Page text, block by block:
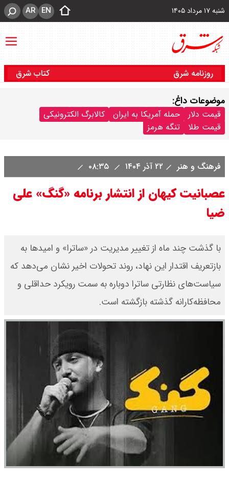
شنبه ۱۷ مرداد ۱۴۰۵ EN
AR
روزنامه شرق کتاب شرق
موضوعات داغ:
قیمت دلار حمله آمریکا به ایران
کالابرگ الکترونیکی
قیمت طلا
تنگه هرمز
فرهنگ و هنر ۲۲ آذر ۱۴۰۴
عصبانیت کیهان از انتشار برنامه «گنگ» علی
ضیا
با گذشت چند ماه از تغییر مدیریت در «ساترا» و امیدها به
بازتعریف اقتدار این نهاد، روند تحولات اخیر نشان می‌دهد که
سیاست‌های نظارتی ساترا دوباره به سمت رویکرد حداقلی و
محافظه‌کارانه گذشته بازگشته است.